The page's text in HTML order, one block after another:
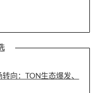
向：TON生态爆发、